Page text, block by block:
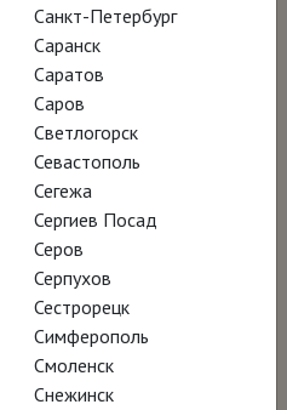
«1949-А №1»
«Сотбис» за
Клиффорд
живописью, и
музее Стилла в
94 процентов
Санкт-Петербург
Саранск
Саратов
Саров
Светлогорск
Севастополь
Сегежа
Сергиев Посад
Серов
Серпухов
Сестрорецк
Симферополь
Смоленск
Снежинск